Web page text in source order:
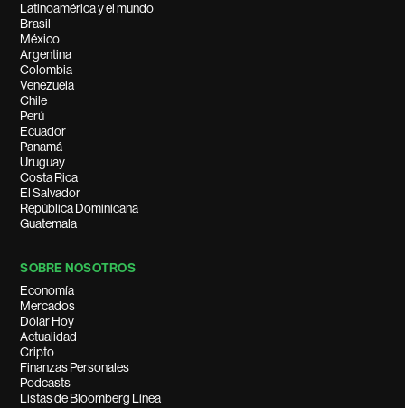
Latinoamérica y el mundo
Brasil
México
Argentina
Colombia
Venezuela
Chile
Perú
Ecuador
Panamá
Uruguay
Costa Rica
El Salvador
República Dominicana
Guatemala
SOBRE NOSOTROS
Economía
Mercados
Dólar Hoy
Actualidad
Cripto
Finanzas Personales
Podcasts
Listas de Bloomberg Línea